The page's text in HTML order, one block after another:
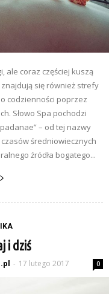
ale coraz częściej kuszą
się również strefy
codzienności poprzez
Słowo Spa pochodzi
– od tej nazwy
średniowiecznych
źródła bogatego...
i dziś
- 17 lutego 2017 0